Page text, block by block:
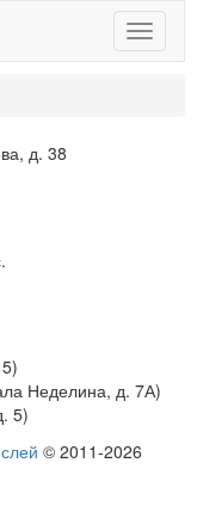
Toggle
д. 38
Неделина, д. 7А)
5)
© 2011-2026